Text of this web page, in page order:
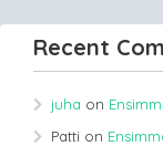
Recent
juha on
Patti on